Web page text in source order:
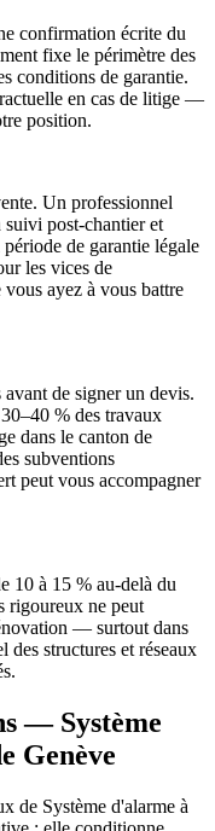
confirmation écrite du
fixe le périmètre des
conditions de garantie.
en cas de litige —
position.
Un professionnel
suivi post-chantier et
de garantie légale
les vices de
ayez à vous battre
de signer un devis.
% des travaux
dans le canton de
subventions
peut vous accompagner
10 à 15 % au-delà du
rigoureux ne peut
— surtout dans
des structures et réseaux
— Système
Genève
de Système d'alarme à